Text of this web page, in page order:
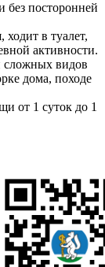
без посторонней
ходит в туалет,
активности.
видов
дома, походе
от 1 суток до 1